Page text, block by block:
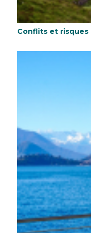
Conflits et